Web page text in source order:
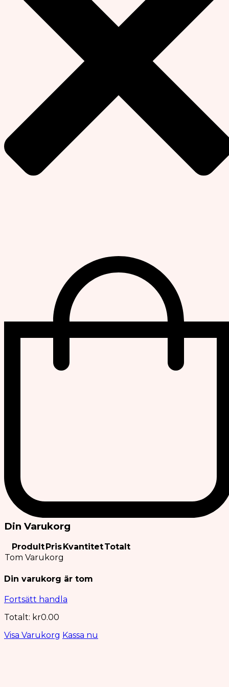
Din Varukorg
Prodult Pris KvantitetTotalt
Tom Varukorg
Din varukorg är tom
Fortsätt handla
Totalt: kr0.00
Visa Varukorg Kassa nu